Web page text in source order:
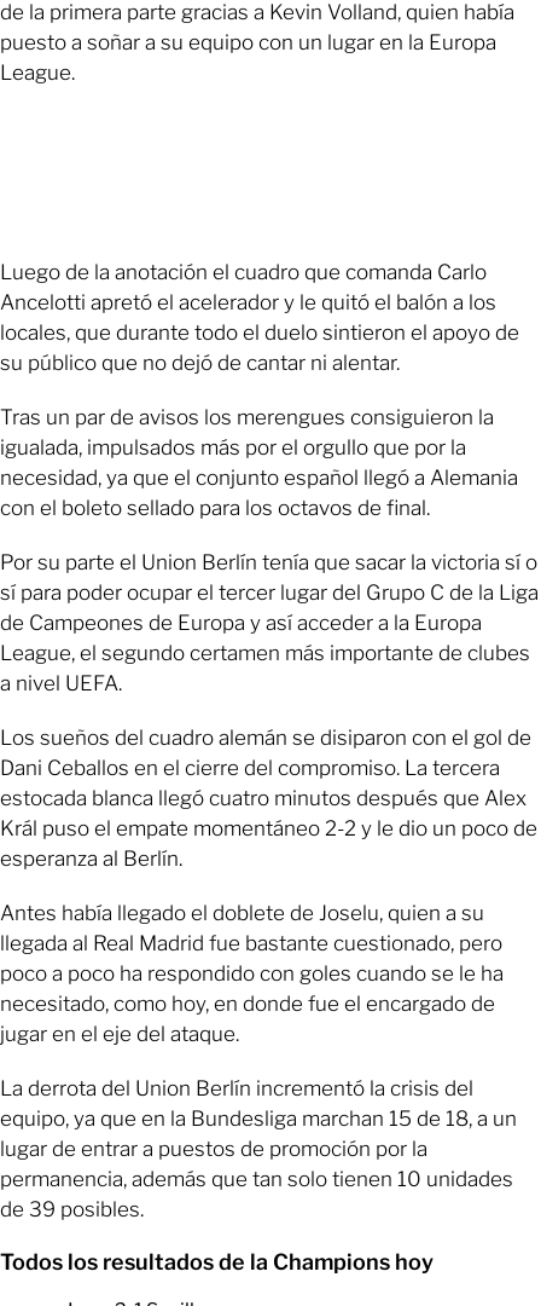
de la primera parte gracias a Kevin Volland, quien había
puesto a soñar a su equipo con un lugar en la Europa
League.
Luego de la anotación el cuadro que comanda Carlo
Ancelotti apretó el acelerador y le quitó el balón a los
locales, que durante todo el duelo sintieron el apoyo de
su público que no dejó de cantar ni alentar.
Tras un par de avisos los merengues consiguieron la
igualada, impulsados más por el orgullo que por la
necesidad, ya que el conjunto español llegó a Alemania
con el boleto sellado para los octavos de final.
Por su parte el Union Berlín tenía que sacar la victoria sí o
sí para poder ocupar el tercer lugar del Grupo C de la Liga
de Campeones de Europa y así acceder a la Europa
League, el segundo certamen más importante de clubes
a nivel UEFA.
Los sueños del cuadro alemán se disiparon con el gol de
Dani Ceballos en el cierre del compromiso. La tercera
estocada blanca llegó cuatro minutos después que Alex
Král puso el empate momentáneo 2-2 y le dio un poco de
esperanza al Berlín.
Antes había llegado el doblete de Joselu, quien a su
llegada al Real Madrid fue bastante cuestionado, pero
poco a poco ha respondido con goles cuando se le ha
necesitado, como hoy, en donde fue el encargado de
jugar en el eje del ataque.
La derrota del Union Berlín incrementó la crisis del
equipo, ya que en la Bundesliga marchan 15 de 18, a un
lugar de entrar a puestos de promoción por la
permanencia, además que tan solo tienen 10 unidades
de 39 posibles.
Todos los resultados de la Champions hoy